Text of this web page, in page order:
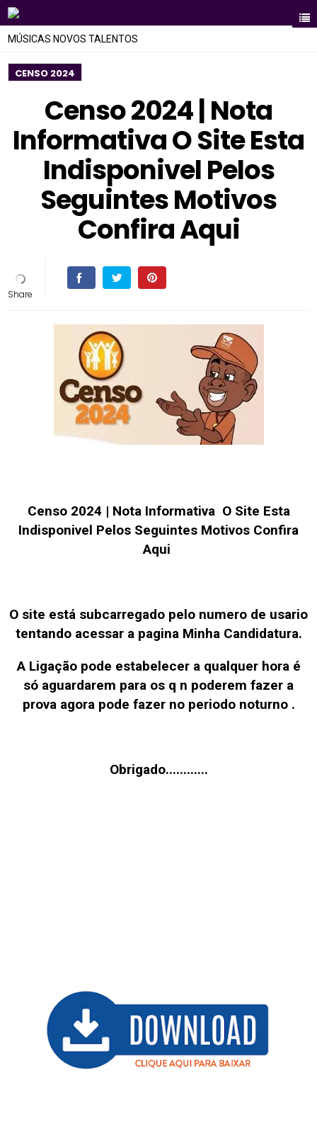
MÚSICAS NOVOS TALENTOS
CENSO 2024
Censo 2024 | Nota
Informativa O Site Esta
Indisponivel Pelos
Seguintes Motivos
Confira Aqui
Censo 2024 | Nota Informativa O Site Esta
Indisponivel Pelos Seguintes Motivos Confira
Aqui
O site está subcarregado pelo numero de usario
tentando acessar a pagina Minha Candidatura.
A Ligação pode estabelecer a qualquer hora é
só aguardarem para os q n poderem fazer a
prova agora pode fazer no periodo noturno .
Obrigado............